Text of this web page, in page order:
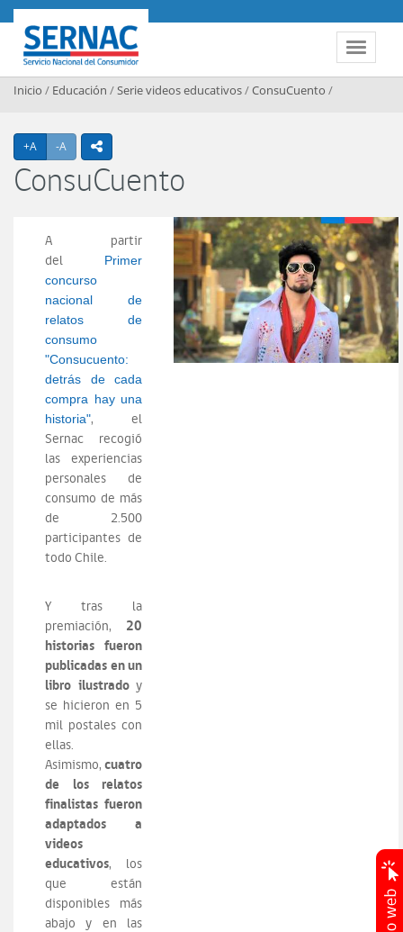
Contenido principal
Toggle
SERNAC
Inicio / Educación /Serie videos educativos/ConsuCuento /
+A Agrandar texto
-A Achicar textoicono compartir
ConsuCuento
A partir
del
Primer
concurso
nacional de
relatos de
consumo
"Consucuento:
detrás de cada
compra hay una
historia", el
Sernac recogió
las experiencias
personales de
consumo de más
de 2.500
participantes de
todo Chile.
Y tras la
premiación, 20
historias fueron
publicadas en un
libro ilustradoy
se hicieron en 5
mil postales con
ellas.
Asimismo, cuatro
de los relatos
finalistas fueron
adaptados a
videos
educativos, los
que están
disponibles más
abajo y en las